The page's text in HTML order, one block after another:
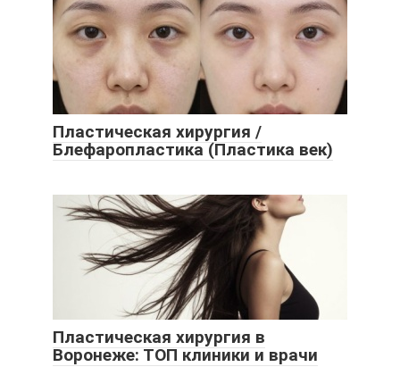
Пластическая хирургия /
Блефаропластика (Пластика век)
Пластическая хирургия в
Воронеже: ТОП клиники и врачи